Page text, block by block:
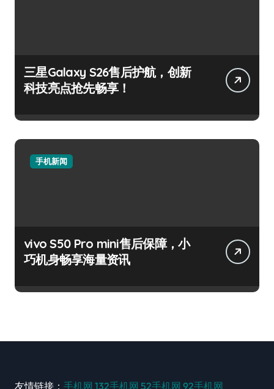
三星Galaxy S26售后护航，创新
科技亮点抢先畅享！
手机新闻
vivo S50 Pro mini售后保障，小
巧机身畅享海量资讯
友情链接： 手机网 132手机网 52手机网 92手机网